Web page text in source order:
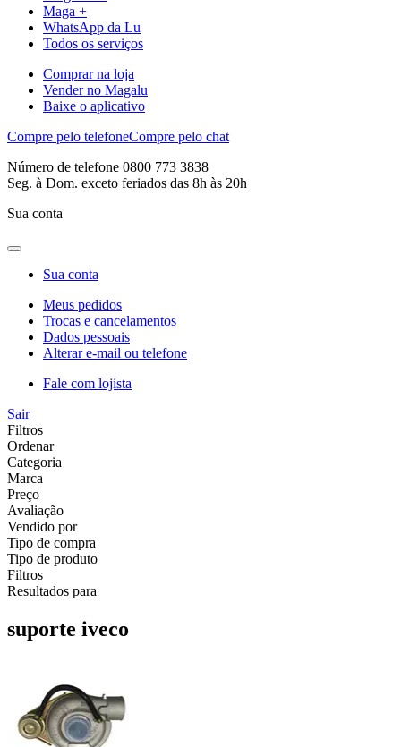
Maga +
WhatsApp da Lu
Todos os serviços
Comprar na loja
Vender no Magalu
Baixe o aplicativo
Compre pelo telefoneCompre pelo chat
Número de telefone 0800 773 3838
Seg. à Dom. exceto feriados das 8h às 20h
Sua conta
Sua conta
Meus pedidos
Trocas e cancelamentos
Dados pessoais
Alterar e-mail ou telefone
Fale com lojista
Sair
Filtros
Ordenar
Categoria
Marca
Preço
Avaliação
Vendido por
Tipo de compra
Tipo de produto
Filtros
Resultados para
suporte iveco